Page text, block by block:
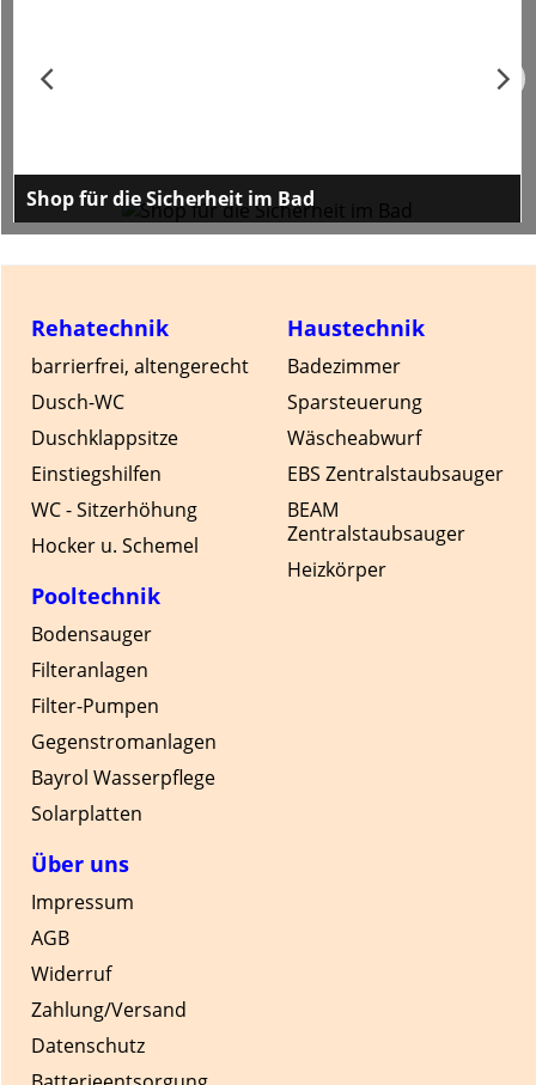
Shop für die Sicherheit im Bad
hier finden Sie Griff-und Sitzsysteme für Dusche,
Haustechnik
Badezimmer
Sparsteuerung
Wäscheabwurf
EBS Zentralstaubsauger
BEAM
Zentralstaubsauger
Heizkörper
Rehatechnik
barrierfrei, altengerecht
Dusch-WC
Duschklappsitze
Einstiegshilfen
WC - Sitzerhöhung
Hocker u. Schemel
Pooltechnik
Bodensauger
Filteranlagen
Filter-Pumpen
Gegenstromanlagen
Bayrol Wasserpflege
Solarplatten
Über uns
Impressum
AGB
Widerruf
Zahlung/Versand
Datenschutz